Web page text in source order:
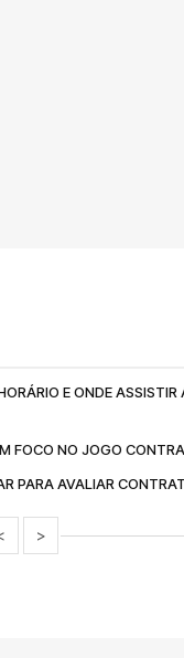
E ONDE ASSISTIR
FOCO NO JOGO
PARA AVALIAR
>